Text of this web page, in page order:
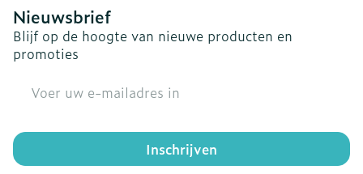
Nieuwsbrief
Blijf op de hoogte van nieuwe producten en
promoties
Inschrijven